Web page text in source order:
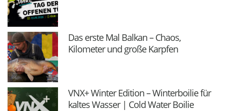
Das erste Mal Balkan – Chaos,
Kilometer und große Karpfen
VNX+ Winter Edition – Winterboilie für
kaltes Wasser | Cold Water Boilie